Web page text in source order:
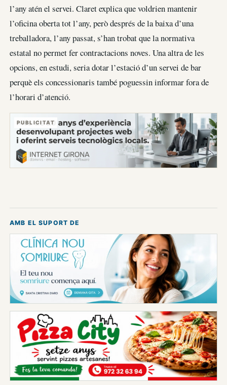
l’any atén el servei. Claret explica que voldrien mantenir
l’oficina oberta tot l’any, però després de la baixa d’una
treballadora, l’any passat, s’han trobat que la normativa
estatal no permet fer contractacions noves. Una altra de les
opcions, en estudi, seria dotar l’estació d’un servei de bar
perquè els concessionaris també poguessin informar fora de
l’horari d’atenció.
PUBLICITAT
AMB EL SUPORT DE